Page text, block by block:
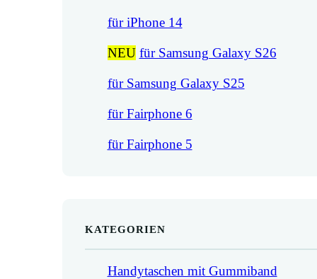
für iPhone 14
NEU für Samsung Galaxy S26
für Samsung Galaxy S25
für Fairphone 6
für Fairphone 5
KATEGORIEN
Handytaschen mit Gummiband